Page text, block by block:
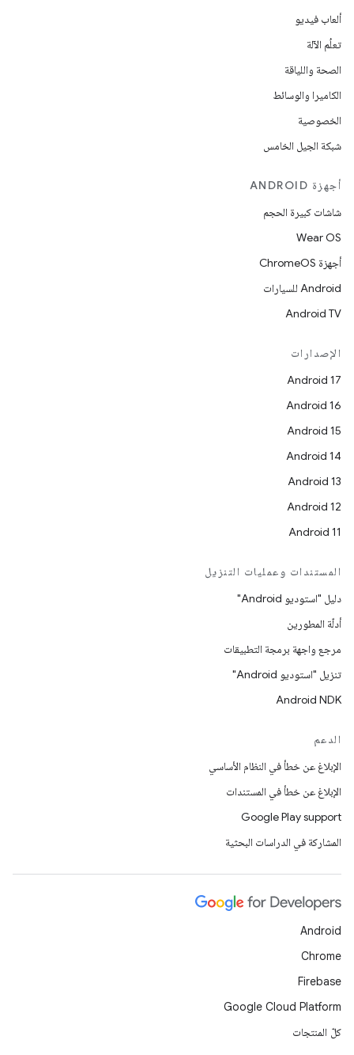
ألعاب فيديو
تعلُم الآلة
الصحة واللياقة
الكاميرا والوسائط
الخصوصية
شبكة الجيل الخامس
أجهزة ANDROID
شاشات كبيرة الحجم
Wear OS
أجهزة ChromeOS
Android للسيارات
Android TV
الإصدارات
Android 17
Android 16
Android 15
Android 14
Android 13
Android 12
Android 11
المستندات وعمليات التنزيل
دليل "استوديو Android"
أدلّة المطورين
مرجع واجهة برمجة التطبيقات
تنزيل "استوديو Android"
Android NDK
الدعم
الإبلاغ عن خطأ في النظام الأساسي
الإبلاغ عن خطأ في المستندات
Google Play support
المشاركة في الدراسات البحثية
Android
Chrome
Firebase
Google Cloud Platform
كلّ المنتجات